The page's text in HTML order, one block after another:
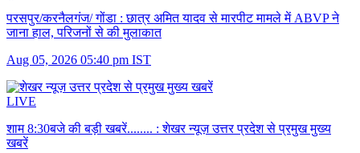
परसपुर/करनैलगंज/ गोंडा : छात्र अमित यादव से मारपीट मामले में ABVP ने
जाना हाल, परिजनों से की मुलाकात
Aug 05, 2026 05:40 pm IST
LIVE
शाम 8:30बजे की बड़ी खबरें........ : शेखर न्यूज़ उत्तर प्रदेश से प्रमुख मुख्य
खबरें